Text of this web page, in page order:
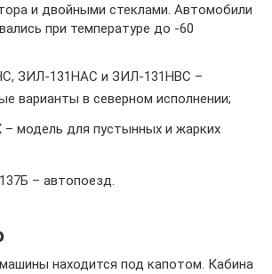
и двойными стеклами. Автомобили
при температуре до -60
ЗИЛ-131НАС и ЗИЛ-131НВС –
варианты в северном исполнении;
модель для пустынных и жарких
– автопоезд.
находится под капотом. Кабина